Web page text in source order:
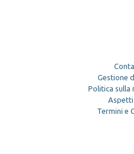
Gestione
Politica sulla
Aspetti
Termini e